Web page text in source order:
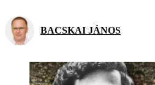
BACSKAI JÁNOS